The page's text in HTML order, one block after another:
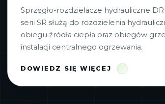
Sprzęgło-rozdzielacze hydrauliczne
serii SR służą do rozdzielenia
obiegu źródła ciepła oraz obiegów
instalacji centralnego ogrzewania.
DOWIEDZ SIĘ WIĘCEJ